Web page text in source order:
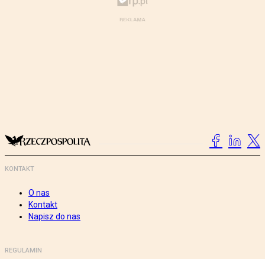
KONTAKT
O nas
Kontakt
Napisz do nas
REGULAMIN